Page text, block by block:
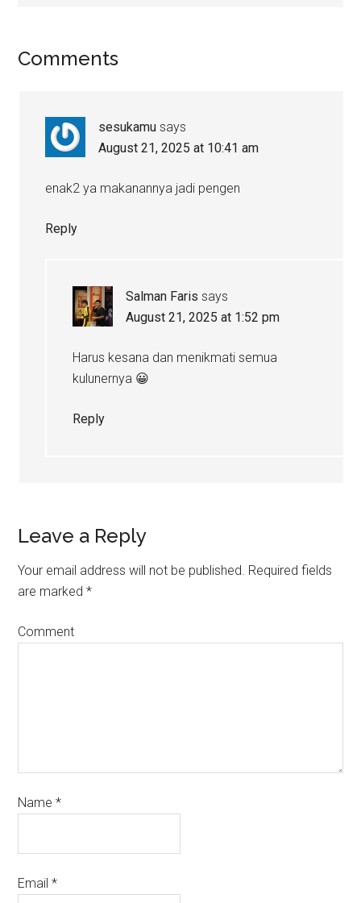
Comments
sesukamu says
August 21, 2025 at 10:41 am
enak2 ya makanannya jadi pengen
Reply
Salman Faris says
August 21, 2025 at 1:52 pm
Harus kesana dan menikmati semua
kulunernya 😀
Reply
Leave a Reply
Your email address will not be published. Required fields
are marked*
Comment
Name*
Email*